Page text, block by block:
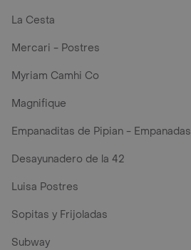
La Cesta
Mercari - Postres
Myriam Camhi Co
Magnifique
Empanaditas de Pipian - Empanadas
Desayunadero de la 42
Luisa Postres
Sopitas y Frijoladas
Subway